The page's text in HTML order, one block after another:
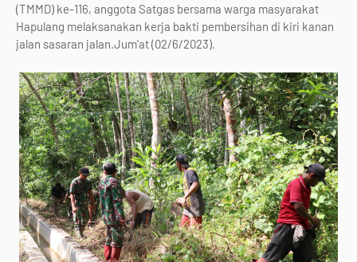
(TMMD) ke-116, anggota Satgas bersama warga masyarakat
Hapulang melaksanakan kerja bakti pembersihan di kiri kanan
jalan sasaran jalan.Jum'at (02/6/2023).